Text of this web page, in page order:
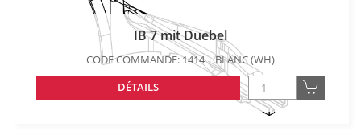
IB 7 mit Duebel
CODE COMMANDE: 1414 | BLANC (WH)
DÉTAILS